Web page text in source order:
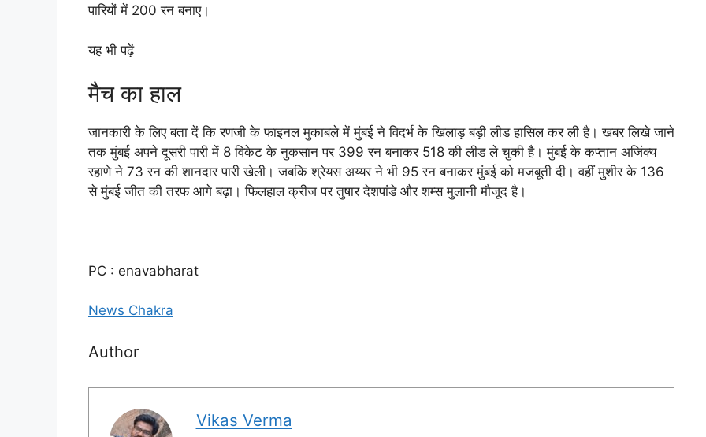
पारियों में 200 रन बनाए।
यह भी पढ़ें
मैच का हाल
जानकारी के लिए बता दें कि रणजी के फाइनल मुकाबले में मुंबई ने विदर्भ के खिलाड़ बड़ी लीड हासिल कर ली है। खबर लिखे जाने
तक मुंबई अपने दूसरी पारी में 8 विकेट के नुकसान पर 399 रन बनाकर 518 की लीड ले चुकी है। मुंबई के कप्तान अजिंक्य
रहाणे ने 73 रन की शानदार पारी खेली। जबकि श्रेयस अय्यर ने भी 95 रन बनाकर मुंबई को मजबूती दी। वहीं मुशीर के 136
से मुंबई जीत की तरफ आगे बढ़ा। फिलहाल क्रीज पर तुषार देशपांडे और शम्स मुलानी मौजूद है।
PC : enavabharat
News Chakra
Author
Vikas Verma